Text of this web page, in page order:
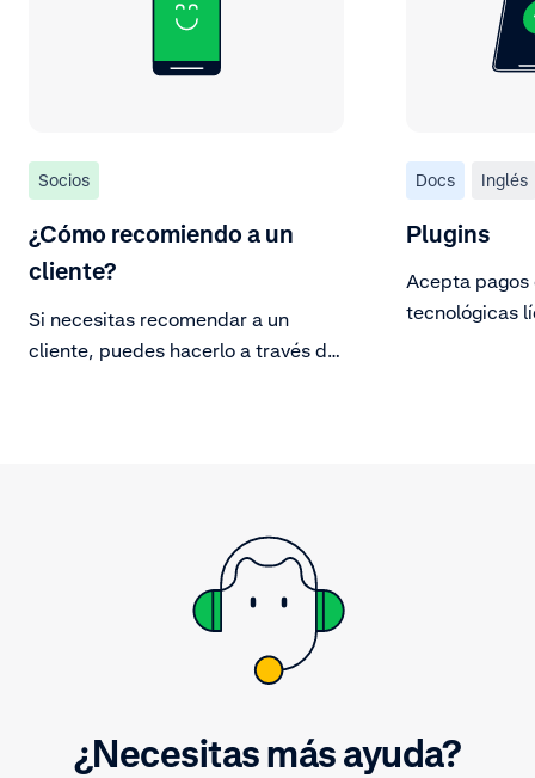
Socios
¿Cómo recomiendo a un
cliente?
Si necesitas recomendar a un
cliente, puedes hacerlo a través de
Docs Inglés
Plugins
Acepta pagos
tecnológicas
¿Necesitas más ayuda?